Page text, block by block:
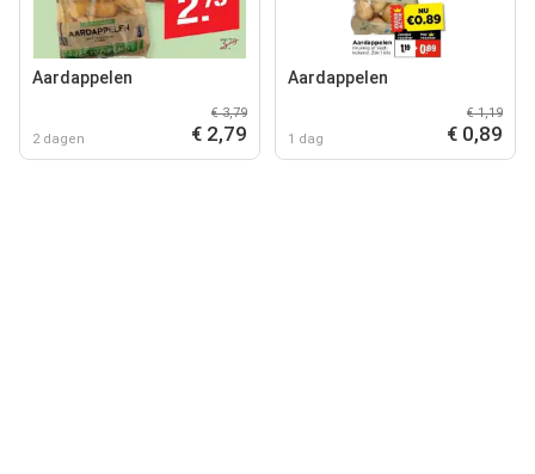
Aardappelen
2 dagen
€ 3,79
€ 2,79
Aardappelen
1 dag
€ 1,19
€ 0,89